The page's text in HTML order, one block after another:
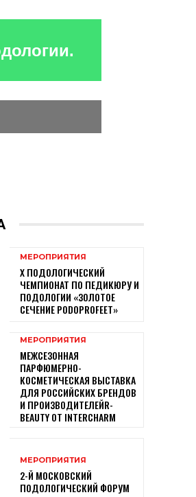
МЕРОПРИЯТИЯ
X ПОДОЛОГИЧЕСКИЙ
ЧЕМПИОНАТ ПО ПЕДИКЮРУ И
ПОДОЛОГИИ «ЗОЛОТОЕ
СЕЧЕНИЕ PODOPROFEET»
МЕРОПРИЯТИЯ
МЕЖСЕЗОННАЯ
ПАРФЮМЕРНО-
КОСМЕТИЧЕСКАЯ ВЫСТАВКА
ДЛЯ РОССИЙСКИХ БРЕНДОВ
И ПРОИЗВОДИТЕЛЕЙR-
BEAUTY ОТ INTERCHARM
МЕРОПРИЯТИЯ
2-Й МОСКОВСКИЙ
ПОДОЛОГИЧЕСКИЙ ФОРУМ